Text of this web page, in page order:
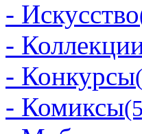
- Искусство
-
- Конкурсы
- Комиксы